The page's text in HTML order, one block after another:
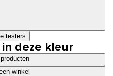
testers
deze kleur
winkel